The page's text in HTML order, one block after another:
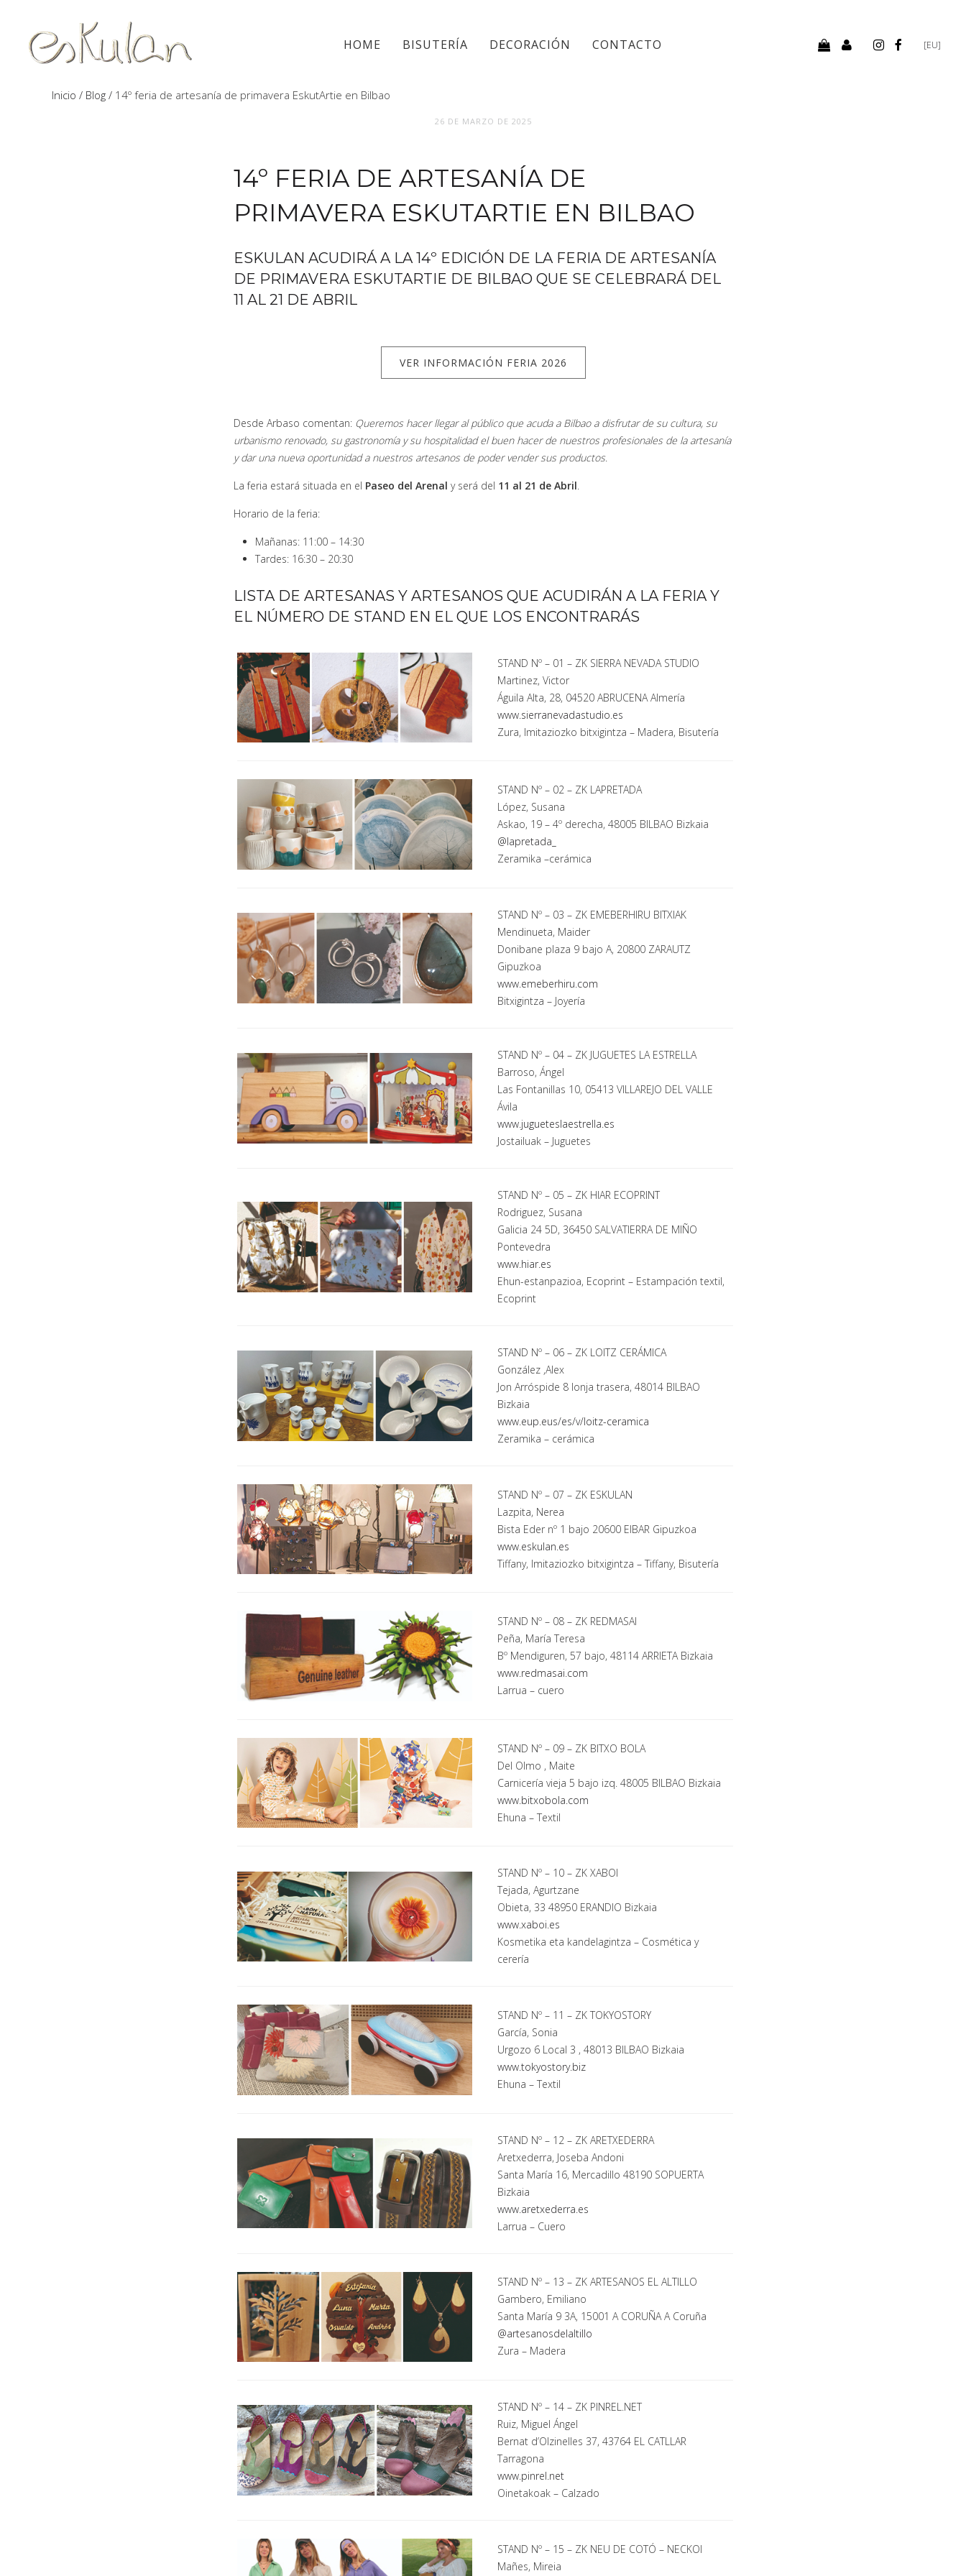
HOME BISUTERÍA DECORACIÓN CONTACTO [EU]
Inicio Blog 14º feria de artesanía de primavera EskutArtie en Bilbao
26 DE MARZO DE 2025
14º FERIA DE ARTESANÍA DE
PRIMAVERA ESKUTARTIE EN BILBAO
ESKULAN ACUDIRÁ A LA 14º EDICIÓN DE LA FERIA DE ARTESANÍA
DE PRIMAVERA ESKUTARTIE DE BILBAO QUE SE CELEBRARÁ DEL
11 AL 21 DE ABRIL
VER INFORMACIÓN FERIA 2026
Desde Arbaso comentan: Queremos hacer llegar al público que acuda a Bilbao a disfrutar de su cultura, su
urbanismo renovado, su gastronomía y su hospitalidad el buen hacer de nuestros profesionales de la artesanía
y dar una nueva oportunidad a nuestros artesanos de poder vender sus productos.
La feria estará situada en el Paseo del Arenal y será del 11 al 21 de Abril.
Horario de la feria:
Mañanas: 11:00 – 14:30
Tardes: 16:30 – 20:30
LISTA DE ARTESANAS Y ARTESANOS QUE ACUDIRÁN A LA FERIA Y
EL NÚMERO DE STAND EN EL QUE LOS ENCONTRARÁS
STAND Nº – 01 – ZK SIERRA NEVADA STUDIO
Martinez, Victor
Águila Alta, 28, 04520 ABRUCENA Almería
www.sierranevadastudio.es
Zura, Imitaziozko bitxigintza – Madera, Bisutería
STAND Nº – 02 – ZK LAPRETADA
López, Susana
Askao, 19 – 4º derecha, 48005 BILBAO Bizkaia
@lapretada_
Zeramika –cerámica
STAND Nº – 03 – ZK EMEBERHIRU BITXIAK
Mendinueta, Maider
Donibane plaza 9 bajo A, 20800 ZARAUTZ
Gipuzkoa
www.emeberhiru.com
Bitxigintza – Joyería
STAND Nº – 04 – ZK JUGUETES LA ESTRELLA
Barroso, Ángel
Las Fontanillas 10, 05413 VILLAREJO DEL VALLE
Ávila
www.jugueteslaestrella.es
Jostailuak – Juguetes
STAND Nº – 05 – ZK HIAR ECOPRINT
Rodriguez, Susana
Galicia 24 5D, 36450 SALVATIERRA DE MIÑO
Pontevedra
www.hiar.es
Ehun-estanpazioa, Ecoprint – Estampación textil,
Ecoprint
STAND Nº – 06 – ZK LOITZ CERÁMICA
González ,Alex
Jon Arróspide 8 lonja trasera, 48014 BILBAO
Bizkaia
www.eup.eus/es/v/loitz-ceramica
Zeramika – cerámica
STAND Nº – 07 – ZK ESKULAN
Lazpita, Nerea
Bista Eder nº 1 bajo 20600 EIBAR Gipuzkoa
www.eskulan.es
Tiffany, Imitaziozko bitxigintza – Tiffany, Bisutería
STAND Nº – 08 – ZK REDMASAI
Peña, María Teresa
Bº Mendiguren, 57 bajo, 48114 ARRIETA Bizkaia
www.redmasai.com
Larrua – cuero
STAND Nº – 09 – ZK BITXO BOLA
Del Olmo , Maite
Carnicería vieja 5 bajo izq. 48005 BILBAO Bizkaia
www.bitxobola.com
Ehuna – Textil
STAND Nº – 10 – ZK XABOI
Tejada, Agurtzane
Obieta, 33 48950 ERANDIO Bizkaia
www.xaboi.es
Kosmetika eta kandelagintza – Cosmética y
cerería
STAND Nº – 11 – ZK TOKYOSTORY
García, Sonia
Urgozo 6 Local 3 , 48013 BILBAO Bizkaia
www.tokyostory.biz
Ehuna – Textil
STAND Nº – 12 – ZK ARETXEDERRA
Aretxederra, Joseba Andoni
Santa María 16, Mercadillo 48190 SOPUERTA
Bizkaia
www.aretxederra.es
Larrua – Cuero
STAND Nº – 13 – ZK ARTESANOS EL ALTILLO
Gambero, Emiliano
Santa María 9 3A, 15001 A CORUÑA A Coruña
@artesanosdelaltillo
Zura – Madera
STAND Nº – 14 – ZK PINREL.NET
Ruiz, Miguel Ángel
Bernat d’Olzinelles 37, 43764 EL CATLLAR
Tarragona
www.pinrel.net
Oinetakoak – Calzado
STAND Nº – 15 – ZK NEU DE COTÓ – NECKOI
Mañes, Mireia